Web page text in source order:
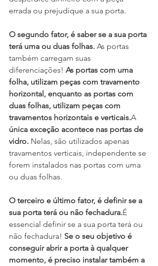
errada ou prejudique a sua porta.
O segundo fator, é saber se a sua porta
terá uma ou duas folhas. As portas
também carregam suas
diferenciações! As portas com uma
folha, utilizam peças com travamento
horizontal, enquanto as portas com
duas folhas, utilizam peças com
travamentos horizontais e verticais.A
única exceção acontece nas portas de
vidro. Nelas, são utilizados apenas
travamentos verticais, independente se
forem instalados nas portas com uma
ou duas folhas.
O terceiro e último fator, é definir se a
sua porta terá ou não fechadura.É
essencial definir se a sua porta terá ou
não fechadura! Se o seu objetivo é
conseguir abrir a porta à qualquer
momento, é preciso instalar também a